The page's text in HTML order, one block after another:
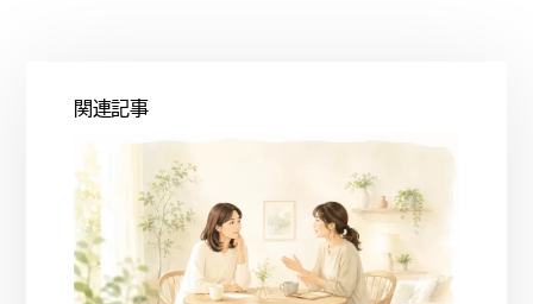
関連記事